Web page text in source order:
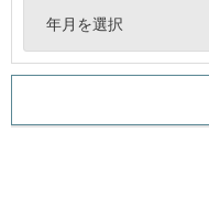
年月を選択